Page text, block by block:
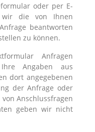
oder per E-
wir die von Ihnen
beantworten
zu können.
Anfragen
Angaben aus
dort angegebenen
der Anfrage oder
Anschlussfragen
geben wir nicht